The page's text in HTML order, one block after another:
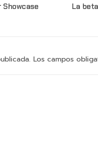
Showcase
La
Los campos